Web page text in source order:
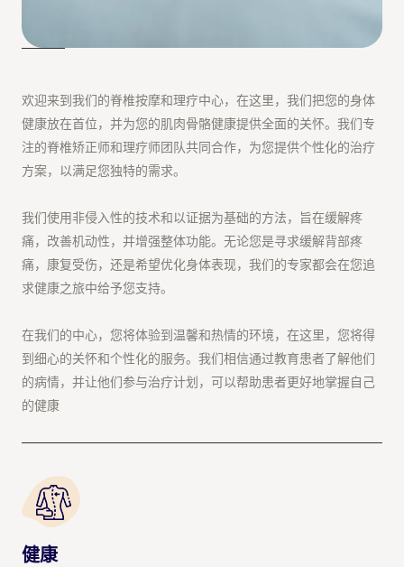
欢迎来到我们的脊椎按摩和理疗中心，在这里，我们把您的身体
健康放在首位，并为您的肌肉骨骼健康提供全面的关怀。我们专
注的脊椎矫正师和理疗师团队共同合作，为您提供个性化的治疗
方案，以满足您独特的需求。
我们使用非侵入性的技术和以证据为基础的方法，旨在缓解疼
痛，改善机动性，并增强整体功能。无论您是寻求缓解背部疼
痛，康复受伤，还是希望优化身体表现，我们的专家都会在您追
求健康之旅中给予您支持。
在我们的中心，您将体验到温馨和热情的环境，在这里，您将得
到细心的关怀和个性化的服务。我们相信通过教育患者了解他们
的病情，并让他们参与治疗计划，可以帮助患者更好地掌握自己
的健康
健康